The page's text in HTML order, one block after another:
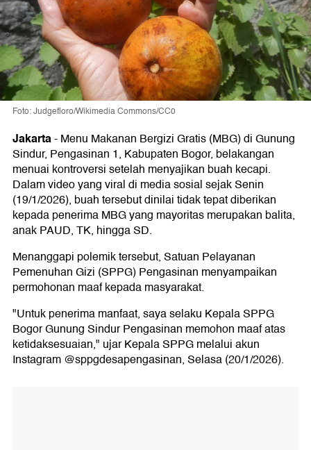
Foto: Judgefloro/Wikimedia Commons/CC0
Jakarta-Menu Makanan Bergizi Gratis (MBG) di Gunung
Sindur, Pengasinan 1, Kabupaten Bogor, belakangan
menuai kontroversi setelah menyajikan buah kecapi.
Dalam video yang viral di media sosial sejak Senin
(19/1/2026), buah tersebut dinilai tidak tepat diberikan
kepada penerima MBG yang mayoritas merupakan balita,
anak PAUD, TK, hingga SD.
Menanggapi polemik tersebut, Satuan Pelayanan
Pemenuhan Gizi (SPPG) Pengasinan menyampaikan
permohonan maaf kepada masyarakat.
"Untuk penerima manfaat, saya selaku Kepala SPPG
Bogor Gunung Sindur Pengasinan memohon maaf atas
ketidaksesuaian," ujar Kepala SPPG melalui akun
Instagram @sppgdesapengasinan, Selasa (20/1/2026).